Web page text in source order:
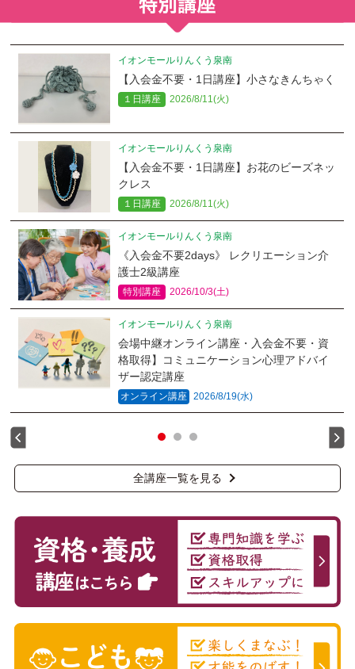
イオンモールりんくう泉南
【入会金不要・1日講座】小さなきんちゃく
１日講座 2026/8/11(火)
イオンモールりんくう泉南
【入会金不要・1日講座】お花のビーズネッ
クレス
１日講座 2026/8/11(火)
イオンモールりんくう泉南
《入会金不要2days》 レクリエーション介
護士2級講座
特別講座 2026/10/3(土)
イオンモールりんくう泉南
会場中継オンライン講座・入会金不要・資
格取得】コミュニケーション心理アドバイ
ザー認定講座
オンライン講座 2026/8/19(水)
全講座一覧を見る